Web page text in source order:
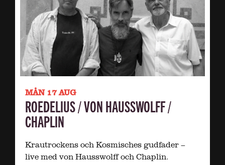
MÅN 17 AUG
ROEDELIUS / VON HAUSSWOLFF /
CHAPLIN
Krautrockens och Kosmisches gudfader –
live med von Hausswolff och Chaplin.